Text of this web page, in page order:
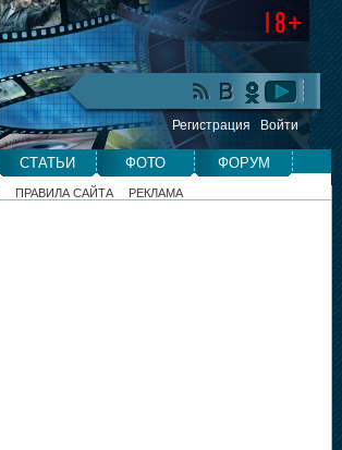
Регистрация Войти
СТАТЬИ ФОТО ФОРУМ
ПРАВИЛА САЙТА РЕКЛАМА